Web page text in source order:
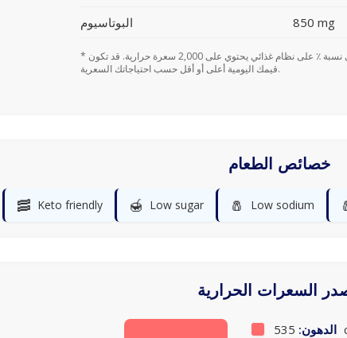
البوتاسيوم
850 mg
* تعتمد القيم اليومية المستندة إلى نسبة ٪ على نظام غذائي يحتوي على 2,000 سعرة حرارية. قد تكون
قيمك اليومية أعلى أو أقل حسب احتياجاتك السعرية.
خصائص الطعام
🥓 Keto friendly 🍯 Low sugar 🧂 Low sodium
السعرات الحرارية
الدهون: